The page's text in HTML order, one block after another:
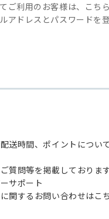
ご利用のお客様は、こち
アドレスとパスワードを
送時間、ポイントについ
質問等を掲載しております
サポート
関するお問い合わせはこ